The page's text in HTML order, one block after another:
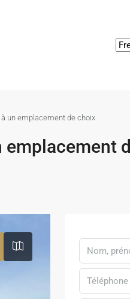
un emplacement de choix
emplacement